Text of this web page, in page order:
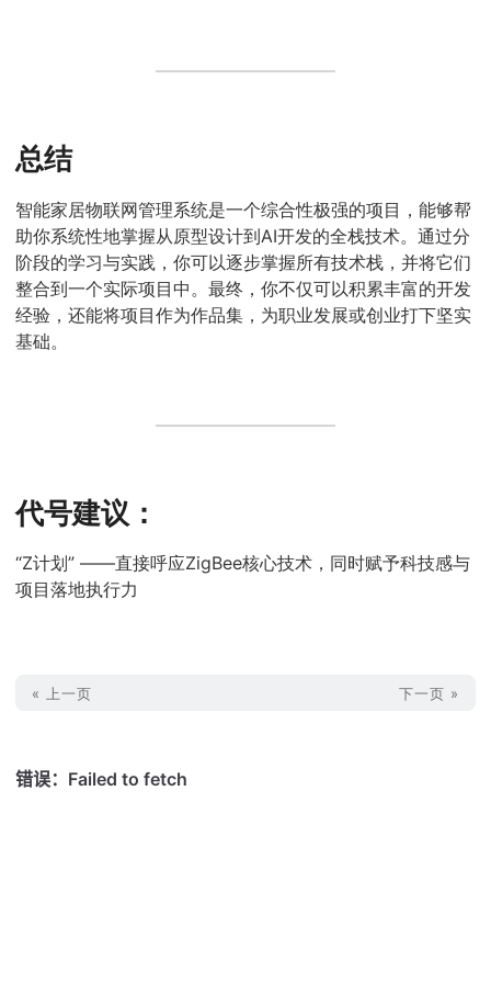
总结
智能家居物联网管理系统是一个综合性极强的项目，能够帮
助你系统性地掌握从原型设计到AI开发的全栈技术。通过分
阶段的学习与实践，你可以逐步掌握所有技术栈，并将它们
整合到一个实际项目中。最终，你不仅可以积累丰富的开发
经验，还能将项目作为作品集，为职业发展或创业打下坚实
基础。
代号建议：
“Z计划” ——直接呼应ZigBee核心技术，同时赋予科技感与
项目落地执行力
« 上一页 下一页 »